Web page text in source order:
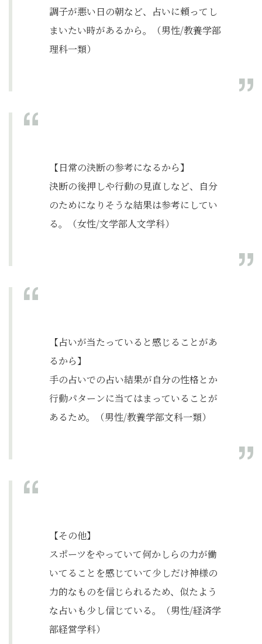
調子が悪い日の朝など、占いに頼ってし
まいたい時があるから。（男性/教養学部
理科一類）
【日常の決断の参考になるから】
決断の後押しや行動の見直しなど、自分
のためになりそうな結果は参考にしてい
る。（女性/文学部人文学科）
【占いが当たっていると感じることがあ
るから】
手の占いでの占い結果が自分の性格とか
行動パターンに当てはまっていることが
あるため。（男性/教養学部文科一類）
【その他】
スポーツをやっていて何かしらの力が働
いてることを感じていて少しだけ神様の
力的なものを信じられるため、似たよう
な占いも少し信じている。（男性/経済学
部経営学科）